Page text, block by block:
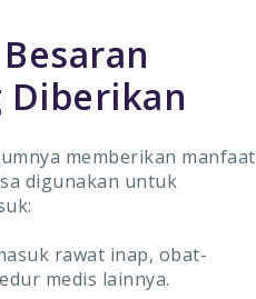
Diberikan
memberikan manfaat
digunakan untuk
rawat inap, obat-
medis lainnya.